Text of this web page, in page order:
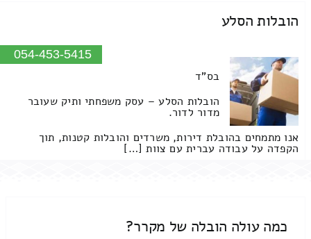
הובלות הסלע
054-453-5415
בס"ד
הובלות הסלע – עסק משפחתי ותיק שעובר
מדור לדור.
אנו מתמחים בהובלת דירות, משרדים והובלות קטנות, תוך
הקפדה על עבודה עברית עם צוות […]
כמה עולה הובלה של מקרר?